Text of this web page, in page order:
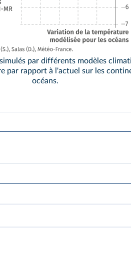
par différents modèles
par rapport à l'actuel sur les
océans.